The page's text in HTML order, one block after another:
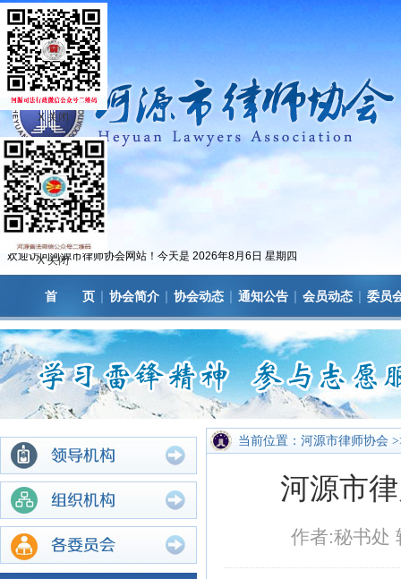
欢迎访问河源市律师协会网站！今天是 2026年8月6日 星期四
首 页 | 协会简介 | 协会动态 | 通知公告 | 会员动态 | 委员
X 关闭
X 关闭
当前位置：河源市律师协会
河源市
作者:秘书处